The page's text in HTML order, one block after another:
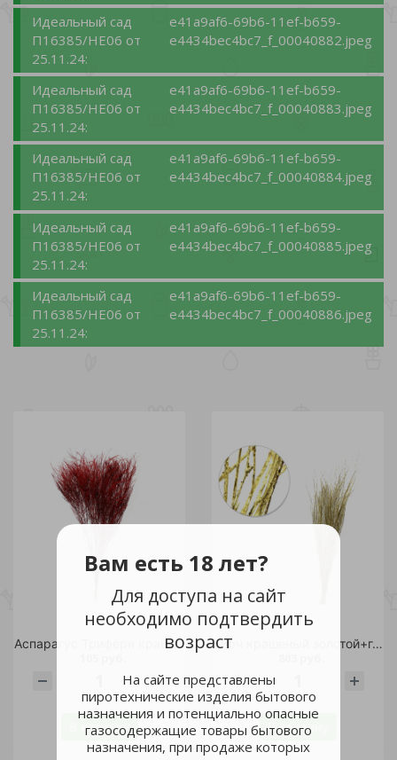
Вам есть 18 лет?
Для доступа на сайт
необходимо подтвердить
возраст
На сайте представлены
пиротехнические изделия бытового
назначения и потенциально опасные
газосодержащие товары бытового
назначения, при продаже которых
Идеальный сад
П16385/НЕ06 от
25.11.24:
e41a9af6-69b6-11ef-b659-
e4434bec4bc7_f_00040882.jpeg
Идеальный сад
П16385/НЕ06 от
25.11.24:
e41a9af6-69b6-11ef-b659-
e4434bec4bc7_f_00040883.jpeg
Идеальный сад
П16385/НЕ06 от
25.11.24:
e41a9af6-69b6-11ef-b659-
e4434bec4bc7_f_00040884.jpeg
Идеальный сад
П16385/НЕ06 от
25.11.24:
e41a9af6-69b6-11ef-b659-
e4434bec4bc7_f_00040885.jpeg
Идеальный сад
П16385/НЕ06 от
25.11.24:
e41a9af6-69b6-11ef-b659-
e4434bec4bc7_f_00040886.jpeg
Аспарагус Триферн краш. красный 60
шт
В корзину
Бирч крашеный золотой+глиттер 1 пучок
шт
В корзину